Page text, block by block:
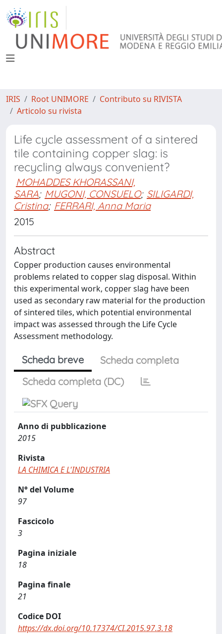
IRIS Root UNIMORE
Contributo su RIVISTA
Articolo su rivista
Life cycle assessment of a sintered
tile containing copper slag: is
recycling always convenient?
MOHADDES KHORASSANI,
SARA; MUGONI, CONSUELO; SILIGARDI,
Cristina; FERRARI, Anna Maria
2015
Abstract
Copper production causes environmental
problems related to copper slag disposal. Within
this experimental work, copper slag have been
used as secondary raw material for the production
of sintered tiles, which potential environmental
impact was assessed through the Life Cycle
Assessment methodology.
Scheda breve
Scheda completa
Scheda completa (DC)
Anno di pubblicazione
2015
Rivista
LA CHIMICA E L'INDUSTRIA
N° del Volume
97
Fascicolo
3
Pagina iniziale
18
Pagina finale
21
Codice DOI
https://dx.doi.org/10.17374/CI.2015.97.3.18